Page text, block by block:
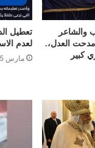
والشاعر
مدحت العدل،.
كبير
لعدم
مارس 5, 2025